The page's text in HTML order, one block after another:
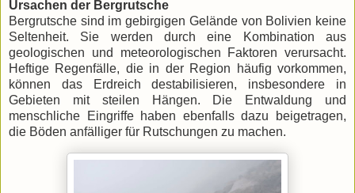
Ursachen der Bergrutsche
Bergrutsche sind im gebirgigen Gelände von Bolivien keine
Seltenheit. Sie werden durch eine Kombination aus
geologischen und meteorologischen Faktoren verursacht.
Heftige Regenfälle, die in der Region häufig vorkommen,
können das Erdreich destabilisieren, insbesondere in
Gebieten mit steilen Hängen. Die Entwaldung und
menschliche Eingriffe haben ebenfalls dazu beigetragen,
die Böden anfälliger für Rutschungen zu machen.